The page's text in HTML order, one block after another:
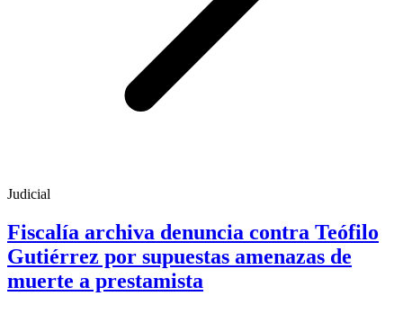
Judicial
Fiscalía archiva denuncia contra Teófilo
Gutiérrez por supuestas amenazas de
muerte a prestamista